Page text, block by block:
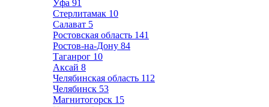
Уфа 91
Стерлитамак 10
Салават 5
Ростовская область 141
Ростов-на-Дону 84
Таганрог 10
Аксай 8
Челябинская область 112
Челябинск 53
Магнитогорск 15